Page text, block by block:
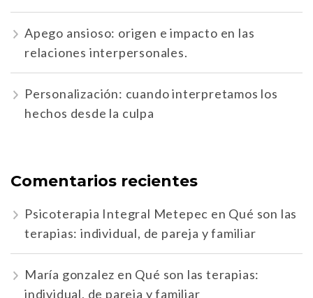
Apego ansioso: origen e impacto en las
relaciones interpersonales.
Personalización: cuando interpretamos los
hechos desde la culpa
Comentarios recientes
Psicoterapia Integral Metepec en Qué son las
terapias: individual, de pareja y familiar
María gonzalez en Qué son las terapias:
individual, de pareja y familiar